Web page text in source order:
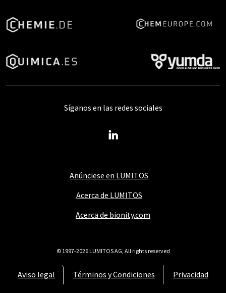
Anúnciese en LUMITOS
Acerca de LUMITOS
Acerca de bionity.com
Aviso legal Términos y Condiciones Privacidad
Síganos en las redes sociales
© 1997-2026 LUMITOS AG, All rights reserved